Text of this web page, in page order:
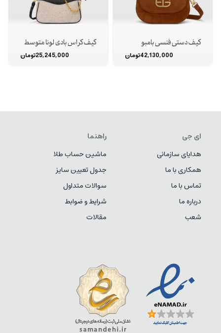
کیف دستی فنسی بامبو
42,130,000تومان
کیف کراس بادی لونا متوسط
25,245,000تومان
ای جی
هدایای سازمانی
همکاری با ما
تماس با ما
درباره ما
شعب
راهنما
ماشین حساب طلا
جدول تعیین سایز
سوالات متداول
شرایط و ضوابط
مقالات